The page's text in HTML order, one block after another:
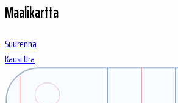
Maalikartta
Suurenna
KausiUra